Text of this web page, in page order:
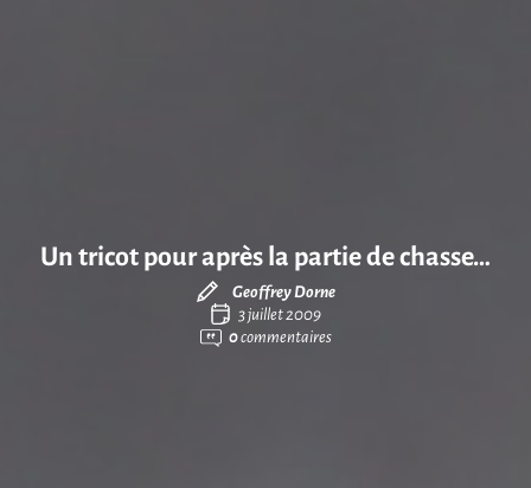
Un tricot pour après la partie de chasse…
Geoffrey Dorne
3 juillet 2009
0commentaires